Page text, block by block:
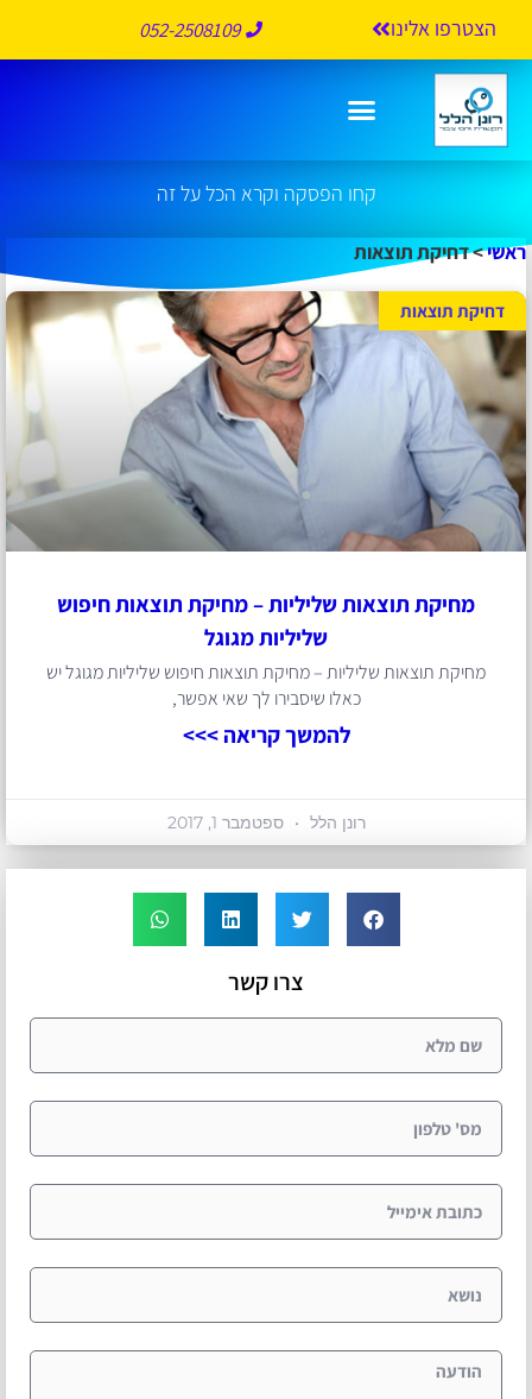
הצטרפו אלינו 052-2508109
קחו הפסקה וקרא הכל על זה
ראשי>דחיקת תוצאות
דחיקת תוצאות
מחיקת תוצאות שליליות – מחיקת תוצאות חיפוש
שליליות מגוגל
מחיקת תוצאות שליליות – מחיקת תוצאות חיפוש שליליות מגוגל יש
כאלו שיסבירו לך שאי אפשר,
להמשך קריאה >>>
רונן הלל ספטמבר 1, 2017
צרו קשר